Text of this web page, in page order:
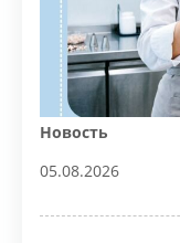
Новость
05.08.2026